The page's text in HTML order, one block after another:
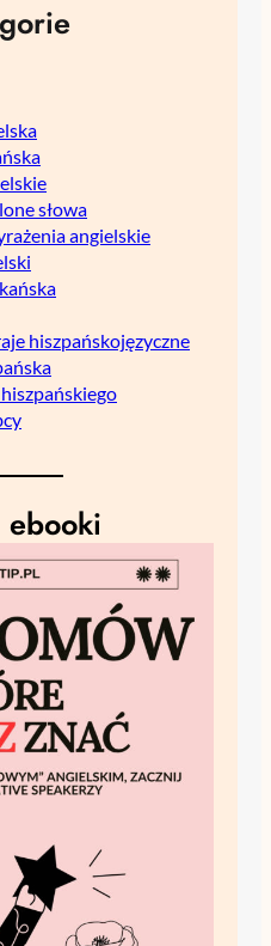
słowa
angielskie
hiszpańskojęzyczne
ebooki